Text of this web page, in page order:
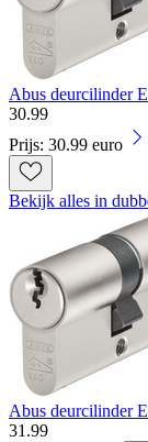
Abus deurcilinder
30.99
Prijs: 30.99 euro
Bekijk alles in
Abus deurcilinder
31 .99